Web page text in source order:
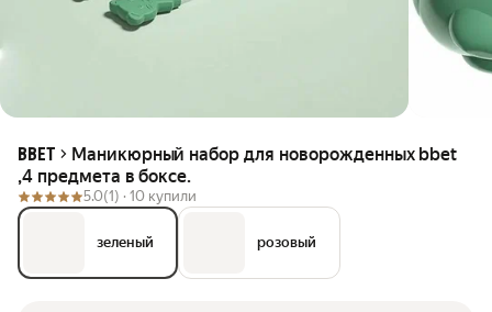
BBET
Маникюрный набор для новорожденных bbet
,4 предмета в боксе.
5.0(1) · 10 купили
зеленый розовый